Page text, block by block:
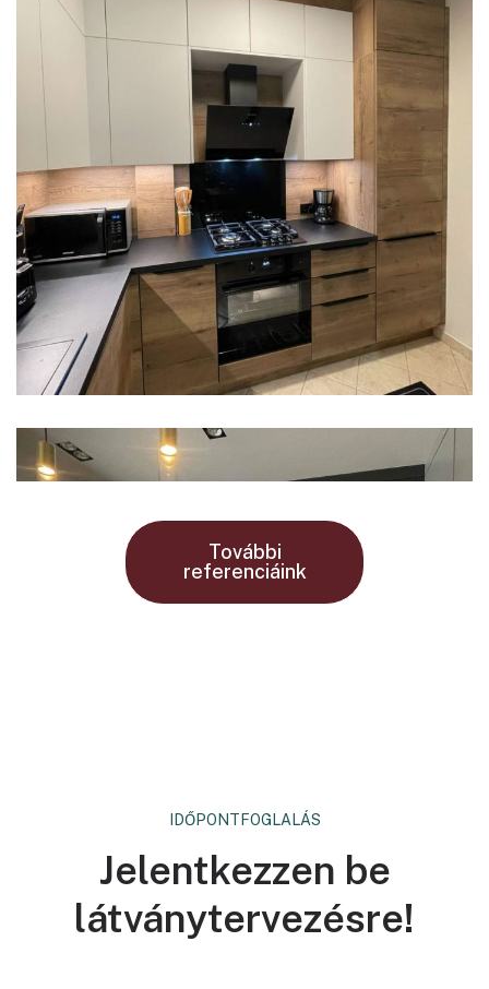
FŐOLDAL LAKOSSÁGI
Nobilia Structura – Touch
LAKOSSÁGI
Exkluzív konyha-és
lakásbútorzat
További
referenciáink
IDŐPONTFOGLALÁS
Jelentkezzen be
látványtervezésre!